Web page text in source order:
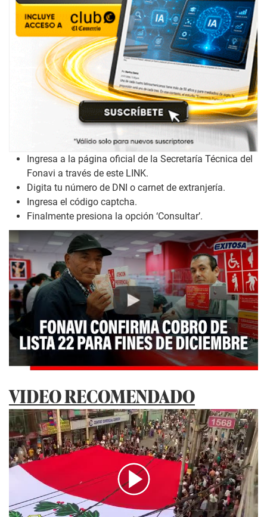
Ingresa a la página oficial de la Secretaría Técnica del
Fonavi a través de este LINK.
Digita tu número de DNI o carnet de extranjería.
Ingresa el código captcha.
Finalmente presiona la opción ‘Consultar’.
Play
VIDEO RECOMENDADO